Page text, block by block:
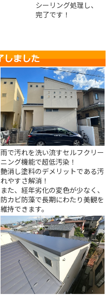
シーリング処理し、
完了です！
雨で汚れを洗い流すセルフクリー
ニング機能で超低汚染！
艶消し塗料のデメリットである汚
れやすさ解消！
また、経年劣化の変色が少なく、
防カビ防藻で長期にわたり美観を
維持できます。